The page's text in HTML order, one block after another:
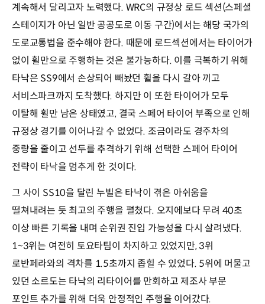
계속해서 달리고자 노력했다. WRC의 규정상 로드 섹션(스페셜
스테이지가 아닌 일반 공공도로 이동 구간)에서는 해당 국가의
도로교통법을 준수해야 한다. 때문에 로드섹션에서는 타이어가
없이 휠만으로 주행하는 것은 불가능하다. 이를 극복하기 위해
타낙은 SS9에서 손상되어 빼놨던 휠을 다시 갈아 끼고
서비스파크까지 도착했다. 하지만 이 또한 타이어가 모두
이탈해 휠만 남은 상태였고, 결국 스페어 타이어 부족으로 인해
규정상 경기를 이어나갈 수 없었다. 조금이라도 경주차의
중량을 줄이고 선두를 추격하기 위해 선택한 스페어 타이어
전략이 타낙을 멈추게 한 것이다.
그 사이 SS10을 달린 누빌은 타낙이 겪은 아쉬움을
떨쳐내려는 듯 최고의 주행을 펼쳤다. 오지에보다 무려 40초
이상 빠른 기록을 내며 순위권 진입 가능성을 다시 살려냈다.
1~3위는 여전히 토요타팀이 차지하고 있었지만, 3위
로반페라와의 격차를 1.5초까지 좁힐 수 있었다. 5위에 머물고
있던 소르도는 타낙의 리타이어를 만회하고 제조사 부문
포인트 추가를 위해 더욱 안정적인 주행을 이어갔다.